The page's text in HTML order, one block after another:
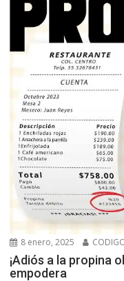
8 enero, 2025
¡Adiós a la propina
empodera